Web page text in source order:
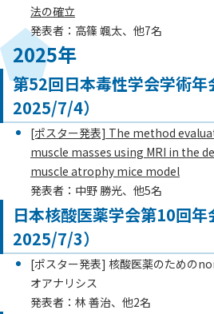
法の確立
発表者：高篠 颯太、他7名
2025年
第52回日本毒性学会学術
2025/7/4）
[ポスター発表] The method
muscle masses using MRI in the
muscle atrophy mice model
発表者：中野 勝光、他5名
日本核酸医薬学会第10回
2025/7/3）
[ポスター発表] 核酸医薬のための
オアナリシス
発表者：林 善治、他2名